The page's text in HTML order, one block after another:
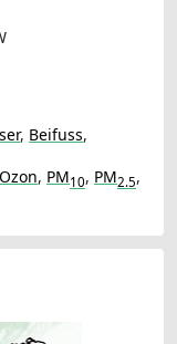
, Beifuss,
Ozon, PM10, PM2.5,